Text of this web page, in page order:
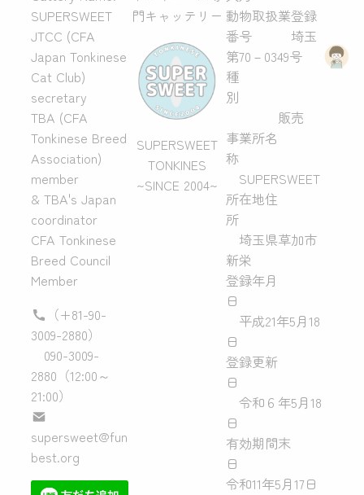
SUPERSWEET
JTCC (CFA
Japan Tonkinese
Cat Club)
secretary
TBA (CFA
Tonkinese Breed
Association)
member
& TBA's Japan
coordinator
CFA Tonkinese
Breed Council
Member
（+81-90-
3009-2880）
090-3009-
2880（12:00～
21:00）
supersweet@fun
best.org
門キャッテリー
SUPERSWEET
TONKINES
~SINCE 2004~
動物取扱業登録
番号 埼玉
第70－0349号
種
別
販売
事業所名
称
SUPERSWEET
所在地住
所
埼玉県草加市
新栄
登録年月
日
平成21年5月18
日
登録更新
日
令和６年5月18
日
有効期間末
日
令和11年5月17日